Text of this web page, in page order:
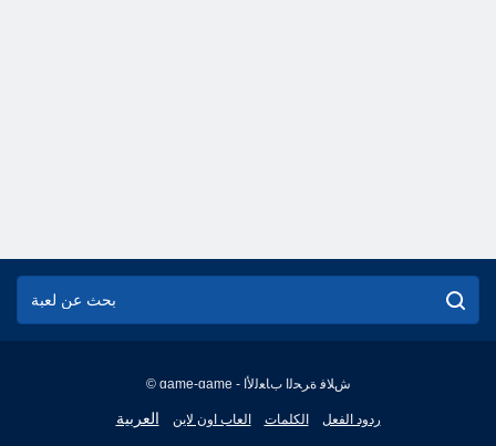
© game-game - ﺵﻼ ﻓ ﺓﺮﺤﻟﺍ ﺏﺎﻌﻟﻷ ﺍ
العربية
English
العاب اون لاين الكلمات ردود الفعل